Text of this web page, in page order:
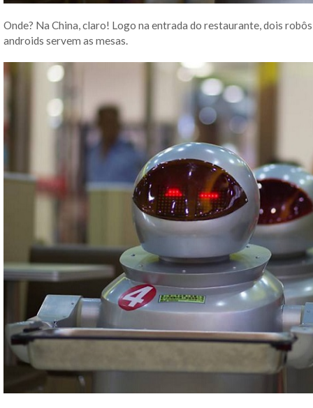
Onde? Na China, claro! Logo na entrada do restaurante, dois
androids servem as mesas.